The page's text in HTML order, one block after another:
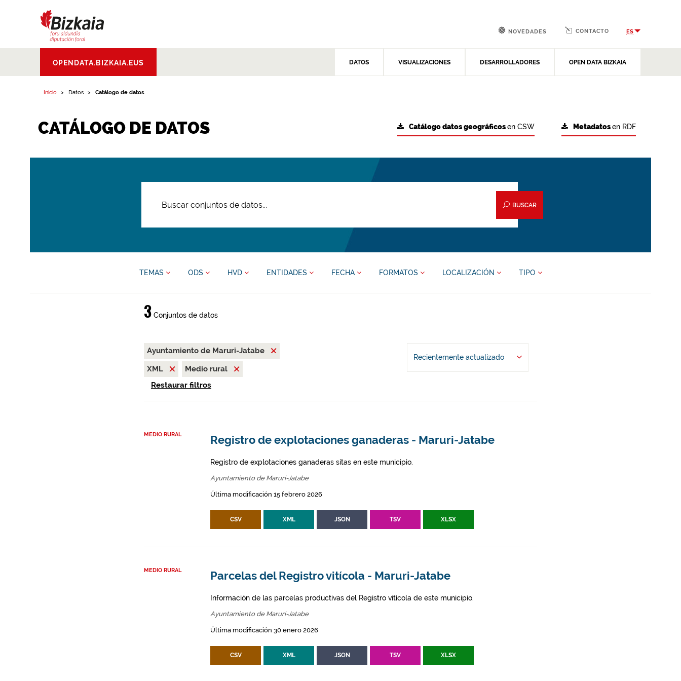
Aldundia.Diputacion
Foral de Bizkaia
OPENDATA.BIZKAIA.EUS DATOS VISUALIZACIONES DESARROLLADORES OPEN DATA BIZKAIA
NOVEDADES CONTACTO ES
Inicio Datos Catálogo de datos
CATÁLOGO DE DATOS Metadatosen RDF
Catálogo datos geográficosen CSW
BUSCAR
TEMAS ODS HVD ENTIDADES FECHA FORMATOS LOCALIZACIÓN TIPO
3Conjuntos de datos
Ayuntamiento de Maruri-Jatabe
XML
Medio rural
Restaurar filtros
Recientemente actualizado
MEDIO RURAL Registro de explotaciones ganaderas - Maruri-Jatabe
Registro de explotaciones ganaderas sitas en este municipio.
Ayuntamiento de Maruri-Jatabe
Última modificación 15 febrero 2026
CSV XML JSON TSV XLSX
MEDIO RURAL Parcelas del Registro vitícola - Maruri-Jatabe
Información de las parcelas productivas del Registro vitícola de este municipio.
Ayuntamiento de Maruri-Jatabe
Última modificación 30 enero 2026
CSV XML JSON TSV XLSX